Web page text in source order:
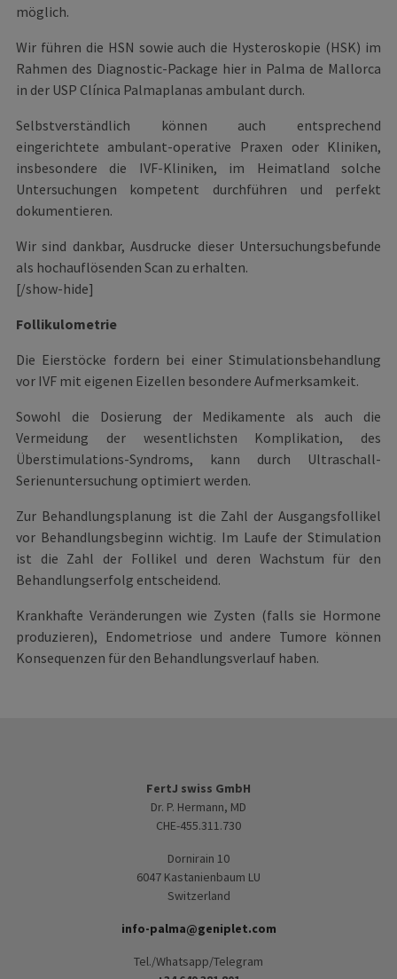
möglich.
Wir führen die HSN sowie auch die Hysteroskopie (HSK) im
Rahmen des Diagnostic-Package hier in Palma de Mallorca
in der USP Clínica Palmaplanas ambulant durch.
Selbstverständlich können auch entsprechend
eingerichtete ambulant-operative Praxen oder Kliniken,
insbesondere die IVF-Kliniken, im Heimatland solche
Untersuchungen kompetent durchführen und perfekt
dokumentieren.
Wir sind dankbar, Ausdrucke dieser Untersuchungsbefunde
als hochauflösenden Scan zu erhalten.
[/show-hide]
Follikulometrie
Die Eierstöcke fordern bei einer Stimulationsbehandlung
vor IVF mit eigenen Eizellen besondere Aufmerksamkeit.
Sowohl die Dosierung der Medikamente als auch die
Vermeidung der wesentlichsten Komplikation, des
Überstimulations-Syndroms, kann durch Ultraschall-
Serienuntersuchung optimiert werden.
Zur Behandlungsplanung ist die Zahl der Ausgangsfollikel
vor Behandlungsbeginn wichtig. Im Laufe der Stimulation
ist die Zahl der Follikel und deren Wachstum für den
Behandlungserfolg entscheidend.
Krankhafte Veränderungen wie Zysten (falls sie Hormone
produzieren), Endometriose und andere Tumore können
Konsequenzen für den Behandlungsverlauf haben.
FertJ swiss GmbH
Dr. P. Hermann, MD
CHE-455.311.730
Dornirain 10
6047 Kastanienbaum LU
Switzerland
info-palma@geniplet.com
Tel./Whatsapp/Telegram